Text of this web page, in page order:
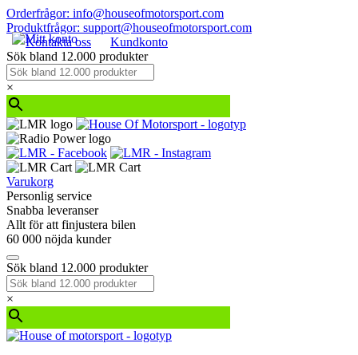
Orderfrågor: info@houseofmotorsport.com
Produktfrågor: support@houseofmotorsport.com
Kontakta oss
Kundkonto
Sök bland 12.000 produkter
×
Varukorg
Personlig service
Snabba leveranser
Allt för att finjustera bilen
60 000 nöjda kunder
Sök bland 12.000 produkter
×